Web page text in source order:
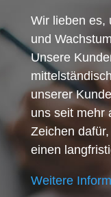
Wir lieben es,
und
Unsere
unserer
uns seit mehr
Zeichen
einen
Weitere